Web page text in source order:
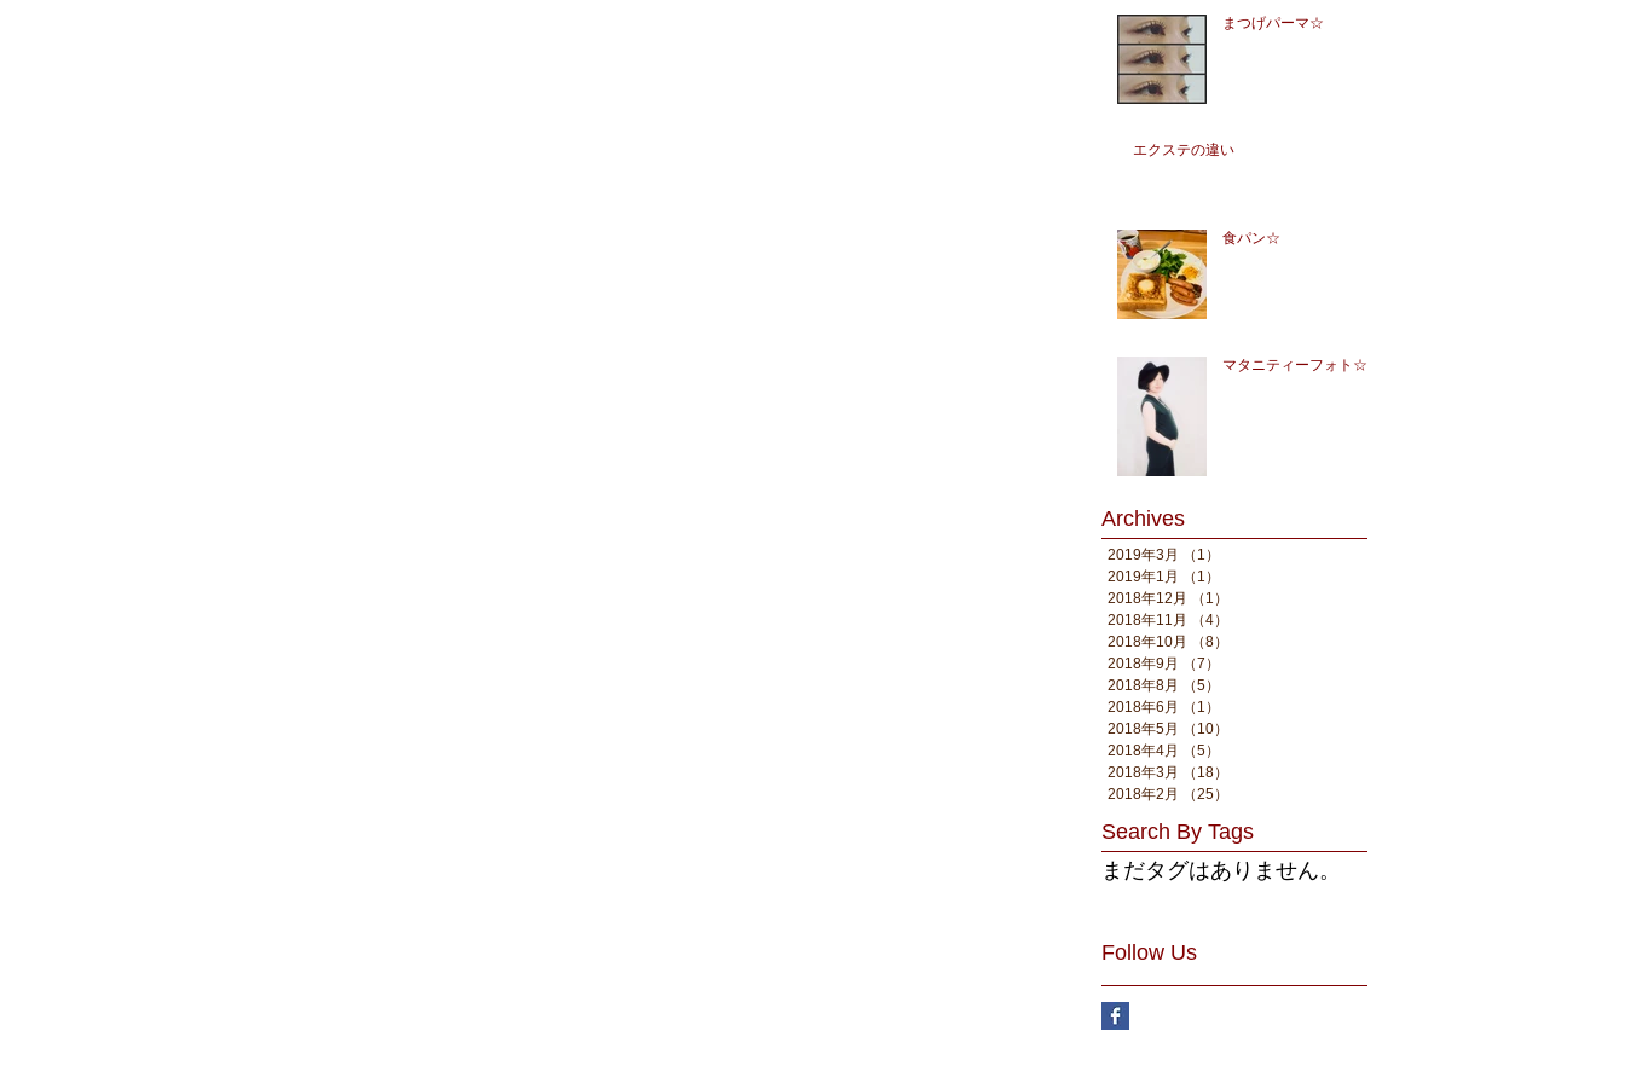
まつげパーマ☆
エクステの違い
食パン☆
マタニティーフォト☆
Archives
2019年3月 （1）
2019年1月
（1）
2018年12月
（1）
2018年11月
（4）
2018年10月
（8）
2018年9月
（7）
2018年8月
（5）
2018年6月
（1）
2018年5月
（10）
2018年4月
（5）
2018年3月
（18）
2018年2月
（25）
Search By Tags
まだタグはありません。
Follow Us